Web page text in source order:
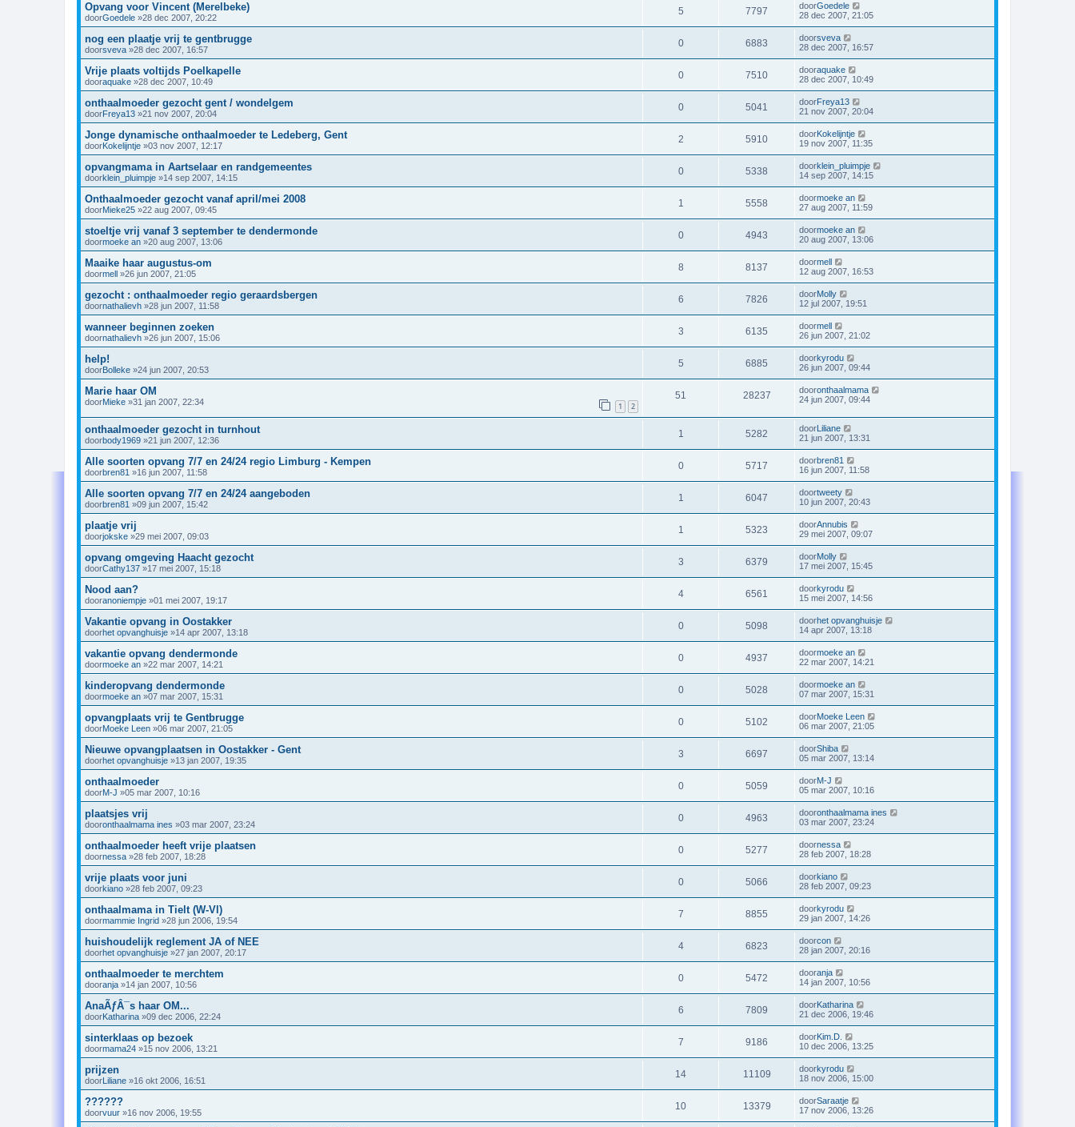
Opvang voor Vincent (Merelbeke)
doorGoedele »28 dec 2007, 20:22
5 7797 doorGoedele
28 dec 2007, 21:05
nog een plaatje vrij te gentbrugge
doorsveva »28 dec 2007, 16:57
0 6883 doorsveva
28 dec 2007, 16:57
Vrije plaats voltijds Poelkapelle
dooraquake »28 dec 2007, 10:49
0 7510 dooraquake
28 dec 2007, 10:49
onthaalmoeder gezocht gent / wondelgem
doorFreya13 »21 nov 2007, 20:04
0 5041 doorFreya13
21 nov 2007, 20:04
Jonge dynamische onthaalmoeder te Ledeberg, Gent
doorKokelijntje »03 nov 2007, 12:17
2 5910 doorKokelijntje
19 nov 2007, 11:35
opvangmama in Aartselaar en randgemeentes
doorklein_pluimpje »14 sep 2007, 14:15
0 5338 doorklein_pluimpje
14 sep 2007, 14:15
Onthaalmoeder gezocht vanaf april/mei 2008
doorMieke25 »22 aug 2007, 09:45
1 5558 doormoeke an
27 aug 2007, 11:59
stoeltje vrij vanaf 3 september te dendermonde
doormoeke an »20 aug 2007, 13:06
0 4943 doormoeke an
20 aug 2007, 13:06
Maaike haar augustus-om
doormell »26 jun 2007, 21:05
8 8137 doormell
12 aug 2007, 16:53
gezocht : onthaalmoeder regio geraardsbergen
doornathalievh »28 jun 2007, 11:58
6 7826 doorMolly
12 jul 2007, 19:51
wanneer beginnen zoeken
doornathalievh »26 jun 2007, 15:06
3 6135 doormell
26 jun 2007, 21:02
help!
doorBolleke »24 jun 2007, 20:53
5 6885 doorkyrodu
26 jun 2007, 09:44
Marie haar OM
doorMieke »31 jan 2007, 22:34 1 2
51 28237 dooronthaalmama
24 jun 2007, 09:44
onthaalmoeder gezocht in turnhout
doorbody1969 »21 jun 2007, 12:36
1 5282 doorLiliane
21 jun 2007, 13:31
Alle soorten opvang 7/7 en 24/24 regio Limburg - Kempen
doorbren81 »16 jun 2007, 11:58
0 5717 doorbren81
16 jun 2007, 11:58
Alle soorten opvang 7/7 en 24/24 aangeboden
doorbren81 »09 jun 2007, 15:42
1 6047 doortweety
10 jun 2007, 20:43
plaatje vrij
doorjokske »29 mei 2007, 09:03
1 5323 doorAnnubis
29 mei 2007, 09:07
opvang omgeving Haacht gezocht
doorCathy137 »17 mei 2007, 15:18
3 6379 doorMolly
17 mei 2007, 15:45
Nood aan?
dooranoniempje »01 mei 2007, 19:17
4 6561 doorkyrodu
15 mei 2007, 14:56
Vakantie opvang in Oostakker
doorhet opvanghuisje »14 apr 2007, 13:18
0 5098 doorhet opvanghuisje
14 apr 2007, 13:18
vakantie opvang dendermonde
doormoeke an »22 mar 2007, 14:21
0 4937 doormoeke an
22 mar 2007, 14:21
kinderopvang dendermonde
doormoeke an »07 mar 2007, 15:31
0 5028 doormoeke an
07 mar 2007, 15:31
opvangplaats vrij te Gentbrugge
doorMoeke Leen »06 mar 2007, 21:05
0 5102 doorMoeke Leen
06 mar 2007, 21:05
Nieuwe opvangplaatsen in Oostakker - Gent
doorhet opvanghuisje »13 jan 2007, 19:35
3 6697 doorShiba
05 mar 2007, 13:14
onthaalmoeder
doorM-J »05 mar 2007, 10:16
0 5059 doorM-J
05 mar 2007, 10:16
plaatsjes vrij
dooronthaalmama ines »03 mar 2007, 23:24
0 4963 dooronthaalmama ines
03 mar 2007, 23:24
onthaalmoeder heeft vrije plaatsen
doornessa »28 feb 2007, 18:28
0 5277 doornessa
28 feb 2007, 18:28
vrije plaats voor juni
doorkiano »28 feb 2007, 09:23
0 5066 doorkiano
28 feb 2007, 09:23
onthaalmama in Tielt (W-Vl)
doormammie Ingrid »28 jun 2006, 19:54
7 8855 doorkyrodu
29 jan 2007, 14:26
huishoudelijk reglement JA of NEE
doorhet opvanghuisje »27 jan 2007, 20:17
4 6823 doorcon
28 jan 2007, 20:16
onthaalmoeder te merchtem
dooranja »14 jan 2007, 10:56
0 5472 dooranja
14 jan 2007, 10:56
AnaÃƒÂ¯s haar OM...
doorKatharina »09 dec 2006, 22:24
6 7809 doorKatharina
21 dec 2006, 19:46
sinterklaas op bezoek
doormama24 »15 nov 2006, 13:21
7 9186 doorKim.D.
10 dec 2006, 13:25
prijzen
doorLiliane »16 okt 2006, 16:51
14 11109 doorkyrodu
18 nov 2006, 15:00
??????
doorvuur »16 nov 2006, 19:55
10 13379 doorSaraatje
17 nov 2006, 13:26